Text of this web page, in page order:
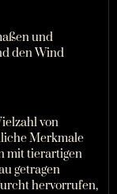
und
den Wind
von
Merkmale
mit tierartigen
getragen
hervorrufen,